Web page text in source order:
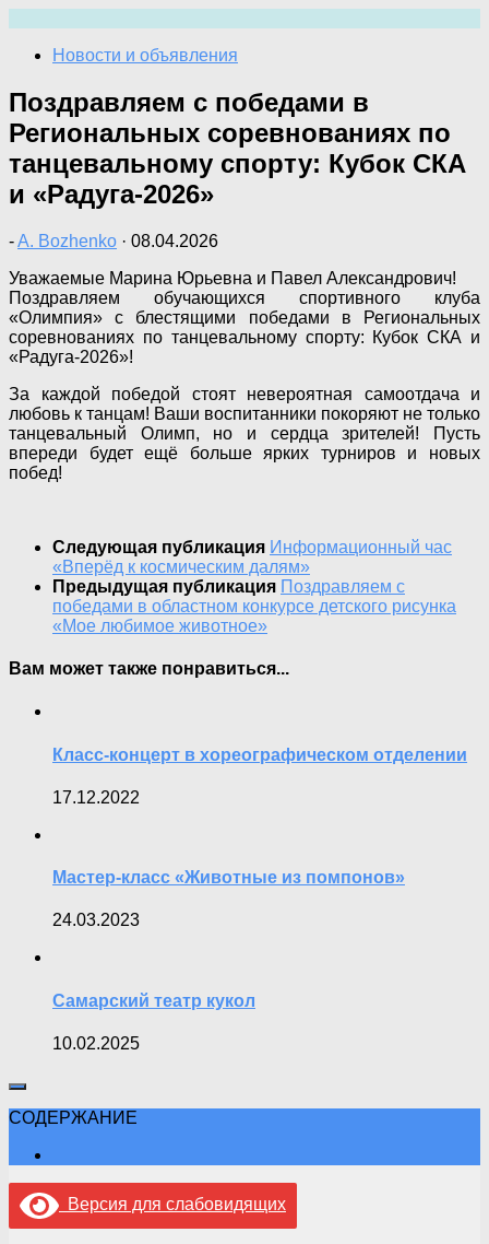
содержимому
Новости и объявления
Поздравляем с победами в
Региональных соревнованиях по
танцевальному спорту: Кубок СКА
и «Радуга-2026»
-A. Bozhenko · 08.04.2026
Уважаемые Марина Юрьевна и Павел Александрович!
Поздравляем обучающихся спортивного клуба
«Олимпия» с блестящими победами в Региональных
соревнованиях по танцевальному спорту: Кубок СКА и
«Радуга-2026»!
За каждой победой стоят невероятная самоотдача и
любовь к танцам! Ваши воспитанники покоряют не только
танцевальный Олимп, но и сердца зрителей! Пусть
впереди будет ещё больше ярких турниров и новых
побед!
Следующая публикация Информационный час
«Вперёд к космическим далям»
Предыдущая публикация Поздравляем с
победами в областном конкурсе детского рисунка
«Мое любимое животное»
Вам может также понравиться...
Класс-концерт в хореографическом отделении
17.12.2022
Мастер-класс «Животные из помпонов»
24.03.2023
Самарский театр кукол
10.02.2025
СОДЕРЖАНИЕ
Версия для слабовидящих